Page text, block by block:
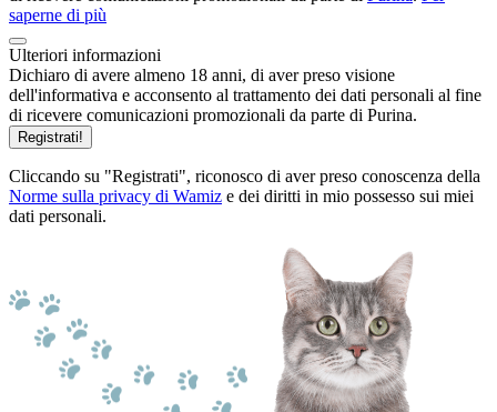
saperne di più
Ulteriori informazioni
Dichiaro di avere almeno 18 anni, di aver preso visione
dell'informativa e acconsento al trattamento dei dati personali al fine
di ricevere comunicazioni promozionali da parte di Purina.
Registrati!
Cliccando su "Registrati", riconosco di aver preso conoscenza della
Norme sulla privacy di Wamiz e dei diritti in mio possesso sui miei
dati personali.